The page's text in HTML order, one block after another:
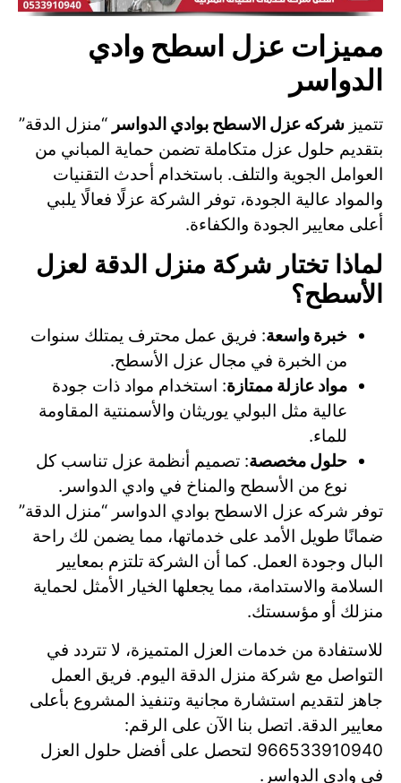
مميزات عزل اسطح وادي
الدواسر
تتميز شركه عزل الاسطح بوادي الدواسر “منزل الدقة”
بتقديم حلول عزل متكاملة تضمن حماية المباني من
العوامل الجوية والتلف. باستخدام أحدث التقنيات
والمواد عالية الجودة، توفر الشركة عزلًا فعالًا يلبي
أعلى معايير الجودة والكفاءة.
لماذا تختار شركة منزل الدقة لعزل
الأسطح؟
خبرة واسعة: فريق عمل محترف يمتلك سنوات
من الخبرة في مجال عزل الأسطح.
مواد عازلة ممتازة: استخدام مواد ذات جودة
عالية مثل البولي يوريثان والأسمنتية المقاومة
للماء.
حلول مخصصة: تصميم أنظمة عزل تناسب كل
نوع من الأسطح والمناخ في وادي الدواسر.
توفر شركه عزل الاسطح بوادي الدواسر “منزل الدقة”
ضمانًا طويل الأمد على خدماتها، مما يضمن لك راحة
البال وجودة العمل. كما أن الشركة تلتزم بمعايير
السلامة والاستدامة، مما يجعلها الخيار الأمثل لحماية
منزلك أو مؤسستك.
للاستفادة من خدمات العزل المتميزة، لا تتردد في
التواصل مع شركة منزل الدقة اليوم. فريق العمل
جاهز لتقديم استشارة مجانية وتنفيذ المشروع بأعلى
معايير الدقة. اتصل بنا الآن على الرقم:
966533910940 لتحصل على أفضل حلول العزل
في وادي الدواسر.